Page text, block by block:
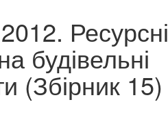
Ресурсні
будівельні
(Збірник 15)